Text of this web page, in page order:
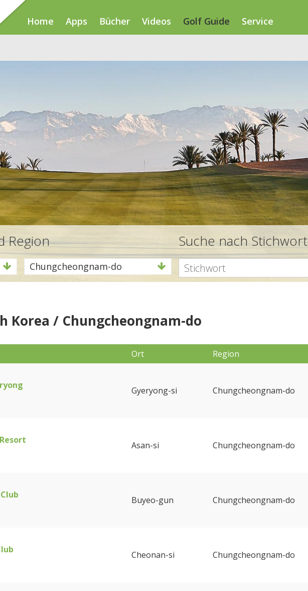
Home Apps Bücher Videos Golf Guide Service
Region
Chungcheongnam-do
Suche nach Stichwort
Korea / Chungcheongnam-do
Ort Region
Gyeryong-si Chungcheongnam-do
Asan-si Chungcheongnam-do
Buyeo-gun Chungcheongnam-do
Cheonan-si Chungcheongnam-do